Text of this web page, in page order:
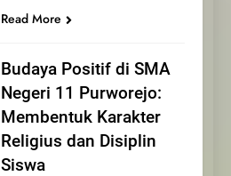
Read More
Budaya Positif di SMA
Negeri 11 Purworejo:
Membentuk Karakter
Religius dan Disiplin
Siswa